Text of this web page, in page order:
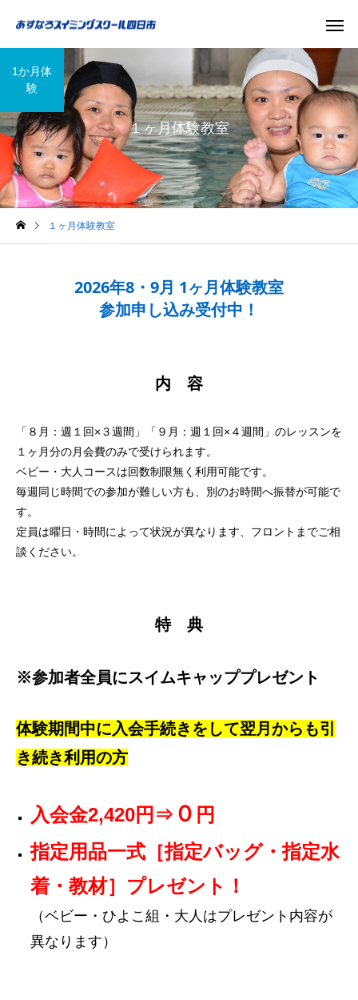
１ヶ月体験教室
1か月体
験
１ヶ月体験教室
2026年8・9月 1ヶ月体験教室
参加申し込み受付中！
内 容
「８ 月：週１回×３週間」「９月：週１回×４週間」のレッスンを
１ヶ月分の月会費のみで受けられます。
ベビー・大人コースは回数制限無く利用可能です。
毎週同じ時間での参加が難しい方も、別のお時間へ振替が可能で
す。
定員は曜日・時間によって状況が異なります、フロントまでご相
談ください。
特 典
※参加者全員にスイムキャッププレゼント
体験期間中に入会手続きをして翌月からも引
き続き利用の方
入会金2,420円⇒ ０ 円
指定用品一式［指定バッグ・指定水
着・教材］プレゼント！
（ベビー・ひよこ組・大人はプレゼント内容が
異なります）